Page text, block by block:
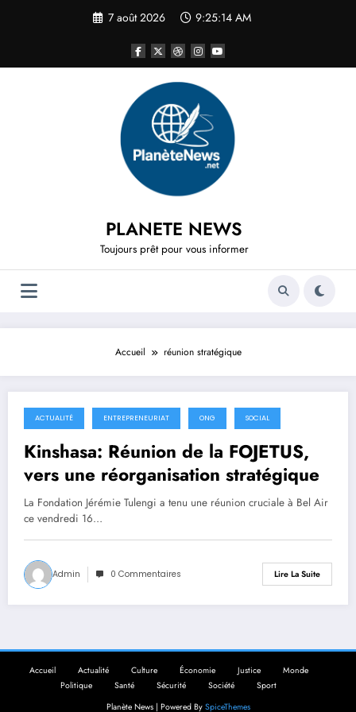
7 août 2026 9:25:14 AM
PLANETE NEWS
Toujours prêt pour vous informer
Accueil réunion stratégique
18 janvier 2026
ACTUALITÉ ENTREPRENEURIAT ONG SOCIAL
Kinshasa: Réunion de la FOJETUS,
vers une réorganisation stratégique
La Fondation Jérémie Tulengi a tenu une réunion cruciale à Bel Air
ce vendredi 16…
Admin 0 Commentaires Lire La Suite
Accueil Actualité Culture Économie Justice
Monde
Politique
Santé Sécurité Société
Sport
Planète News | Powered By SpiceThemes